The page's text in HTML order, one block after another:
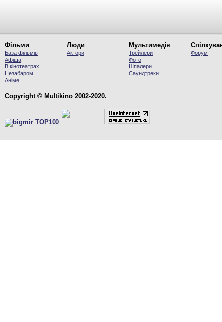
Фільми
База фільмів
Афіша
В кінотеатрах
Незабаром
Аніме
Люди
Актори
Мультимедія
Трейлери
Фото
Шпалери
Саундтреки
Форум
Copyright © Multikino 2002-2020.